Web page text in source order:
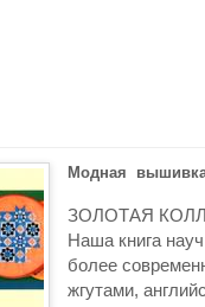
Модная
ЗОЛОТАЯ
Наша книга
более
жгутами,